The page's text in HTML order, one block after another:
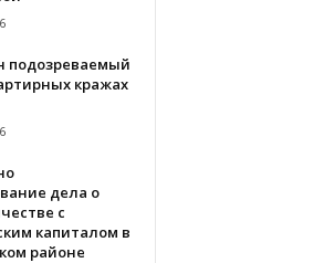
подозреваемый
кражах
дела о
с
капиталом в
районе